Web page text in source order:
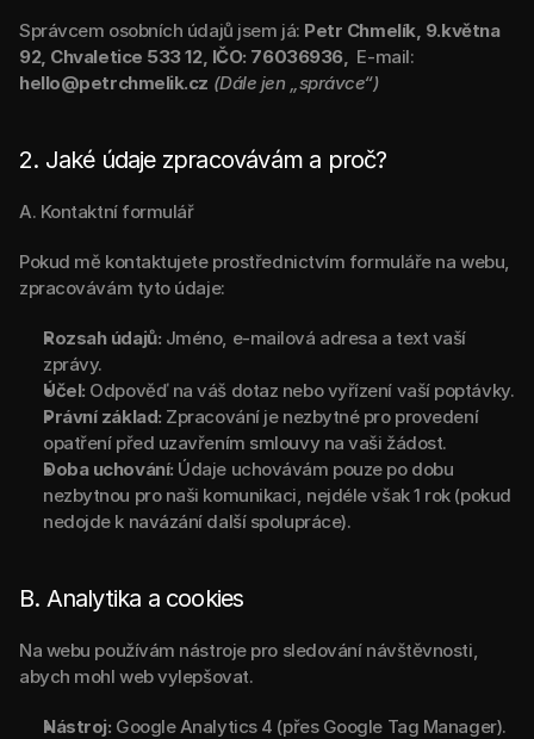
Správcem osobních údajů jsem já: Petr Chmelík, 9.května
92, Chvaletice 533 12, IČO: 76036936,
hello@petrchmelik.cz (Dále jen „správce“)
2. Jaké údaje zpracovávám a proč?
A. Kontaktní formulář
Pokud mě kontaktujete prostřednictvím formuláře na webu,
zpracovávám tyto údaje:
Rozsah údajů: Jméno, e-mailová adresa a text vaší
zprávy.
Účel: Odpověď na váš dotaz nebo vyřízení vaší poptávky.
Právní základ: Zpracování je nezbytné pro provedení
opatření před uzavřením smlouvy na vaši žádost.
Doba uchování: Údaje uchovávám pouze po dobu
nezbytnou pro naši komunikaci, nejdéle však 1 rok (pokud
nedojde k navázání další spolupráce).
B. Analytika a cookies
Na webu používám nástroje pro sledování návštěvnosti,
abych mohl web vylepšovat.
Nástroj: Google Analytics 4 (přes Google Tag Manager).